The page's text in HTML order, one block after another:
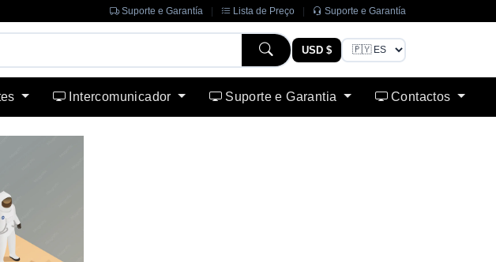
Suporte e Garantía Lista de Preço Suporte e Garantía
USD $
Intercomunicador Suporte e Garantia Contactos